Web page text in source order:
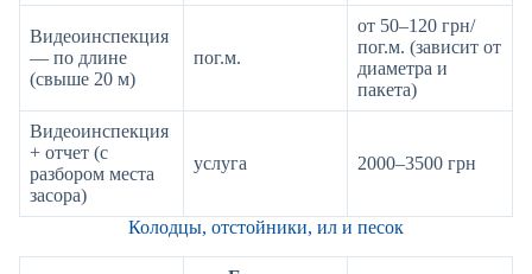
Видеоинспекция
— по длине
(свыше 20 м)
пог.м.
от 50–120 грн/
пог.м. (зависит от
диаметра и
пакета)
Видеоинспекция
+ отчет (с
разбором места
засора)
услуга 2000–3500 грн
Колодцы, отстойники, ил и песок